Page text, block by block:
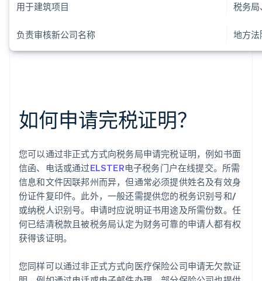
用于建筑项目 税务
负责审核新公司名称 地方法
如何申请完税证明？
您可以通过非正式方式向税务局申请完税证明，例如书面
信函、电话或通过ELSTER电子税务门户在线提交。所需
信息和文件因联邦州而异，但通常必须提供姓名及有效身
份证件复印件。此外，一般还需提供您的税务识别号和/
或纳税人识别号。申请时应说明证书用途及所需份数。任
何已结清税款且被税务局认定为财务可靠的申请人都有权
获得该证明。
您同样可以通过非正式方式向医疗保险公司申请无欠款证